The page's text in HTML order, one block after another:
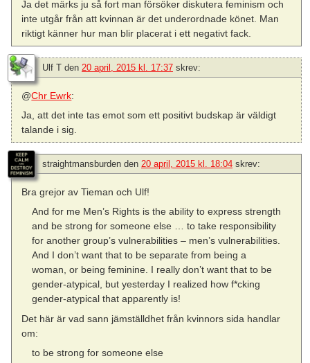
Ja det märks ju så fort man försöker diskutera feminism och
inte utgår från att kvinnan är det underordnade könet. Man
riktigt känner hur man blir placerat i ett negativt fack.
Ulf T den 20 april, 2015 kl. 17:37 skrev:
@Chr Ewrk:
Ja, att det inte tas emot som ett positivt budskap är väldigt
talande i sig.
straightmansburden den 20 april, 2015 kl. 18:04 skrev:
Bra grejor av Tieman och Ulf!
And for me Men’s Rights is the ability to express strength
and be strong for someone else … to take responsibility
for another group’s vulnerabilities – men’s vulnerabilities.
And I don’t want that to be separate from being a
woman, or being feminine. I really don’t want that to be
gender-atypical, but yesterday I realized how f*cking
gender-atypical that apparently is!
Det här är vad sann jämställdhet från kvinnors sida handlar
om:
to be strong for someone else